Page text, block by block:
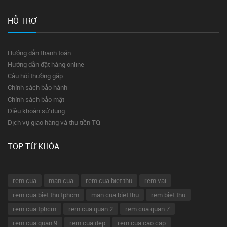
HỖ TRỢ
Hướng dẫn thanh toán
Hướng dẫn đặt hàng online
Câu hỏi thường gặp
Chính sách bảo hành
Chính sách bảo mật
Điều khoản sử dụng
Dịch vụ giao hàng và thu tiền TQ
TOP TỪ KHÓA
rem cua man cua rem cua biet thu
rem vai
rem cua biet thu tphcm
man cua biet thu
rem biet thu
rem cua tphcm
rem cua quan 2
rem cua quan 7
rem cua quan 9
rem cua dep rem cua cao cap